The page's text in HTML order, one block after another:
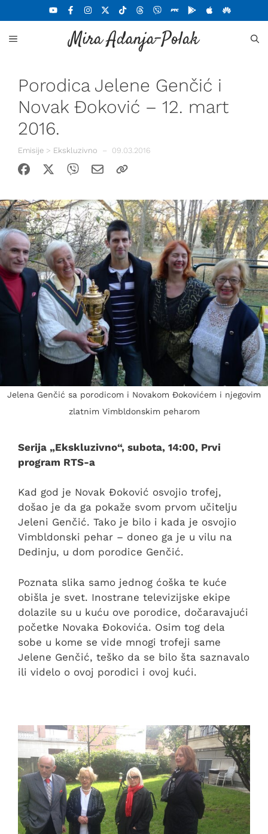
na
sadržaj
Mira Adanja-Polak
MENU
Porodica Jelene Genčić i
Novak Đoković – 12. mart
2016.
Emisije > Ekskluzivno – 09.03.2016
Jelena Genčić sa porodicom i Novakom Đokovićem i njegovim
zlatnim Vimbldonskim peharom
Serija „Ekskluzivno“, subota, 14:00, Prvi
program RTS-a
Kad god je Novak Đoković osvojio trofej,
došao je da ga pokaže svom prvom učitelju
Jeleni Genčić. Tako je bilo i kada je osvojio
Vimbldonski pehar – doneo ga je u vilu na
Dedinju, u dom porodice Genčić.
Poznata slika samo jednog ćoška te kuće
obišla je svet. Inostrane televizijske ekipe
dolazile su u kuću ove porodice, dočaravajući
početke Novaka Đokovića. Osim tog dela
sobe u kome se vide mnogi trofeji same
Jelene Genčić, teško da se bilo šta saznavalo
ili videlo o ovoj porodici i ovoj kući.